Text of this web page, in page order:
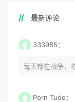
最新评论
333985：
每天都在战争，
Porn Tude：